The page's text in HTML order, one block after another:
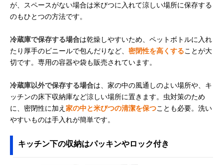
が、スペースがない場合は米びつに入れて涼しい場所に保存する
のもひとつの方法です。
冷蔵庫で保存する場合は乾燥しやすいため、ペットボトルに入れ
たり厚手のビニールで包んだりなど、 密閉性を高くすることが大
切です。専用の容器や袋も販売されています。
冷蔵庫以外で保存する場合は、家の中の風通しのよい場所や、キ
ッチンの床下収納庫など涼しい場所に置きます。虫対策のため
に、密閉性に加え 家の中と米びつの清潔を保つことも必要。洗い
やすいものは手入れが簡単です。
キッチン下の収納はパッキンやロック付き